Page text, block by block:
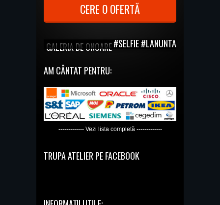
CERE O OFERTĂ
GALERIA DE ONOARE#SELFIE #LANUNTA
AM CÂNTAT PENTRU:
------------- Vezi lista completă -------------
TRUPA ATELIER PE FACEBOOK